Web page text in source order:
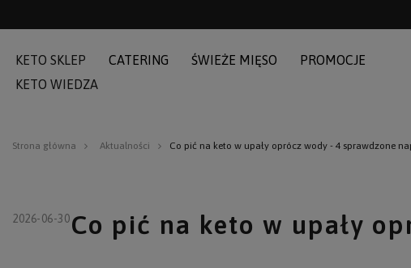
KETO SKLEP CATERING ŚWIEŻE MIĘSO
PROMOCJE
KETO WIEDZA
Strona główna Aktualności Co pić na keto w upały oprócz wody - 4 sprawdzone
2026-06-30Co pić na keto w upały